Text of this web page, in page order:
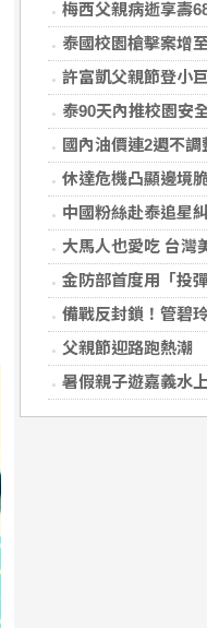
梅西父親病逝享壽68歲 一路
泰國校園槍擊案增至9死
許富凱父親節登小巨蛋 「我的
泰90天內推校園安全標準 槍擊
國內油價連2週不調整
休達危機凸顯邊境脆弱 智庫學者
中國粉絲赴泰追星糾紛頻傳 中國
大馬人也愛吃 台灣美
金防部首度用「投彈式無人
備戰反封鎖！管碧玲赴左營
父親節迎路跑熱潮 台中下半年賽
暑假親子遊嘉義水上 太空、糖果